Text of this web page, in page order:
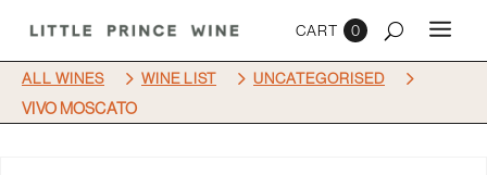
0
ALL WINES 5 WINE LIST 5 UNCATEGORISED 5
VIVO MOSCATO